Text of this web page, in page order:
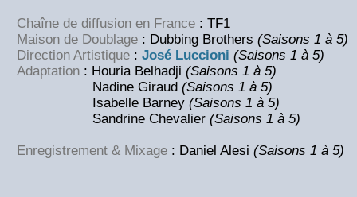
Chaîne de diffusion en France : TF1
Maison de Doublage : Dubbing Brothers (Saisons 1 à 5)
Direction Artistique : José Luccioni (Saisons 1 à 5)
Adaptation : Houria Belhadji (Saisons 1 à 5)
Nadine Giraud (Saisons 1 à 5)
Isabelle Barney (Saisons 1 à 5)
Sandrine Chevalier (Saisons 1 à 5)
Enregistrement & Mixage : Daniel Alesi (Saisons 1 à 5)